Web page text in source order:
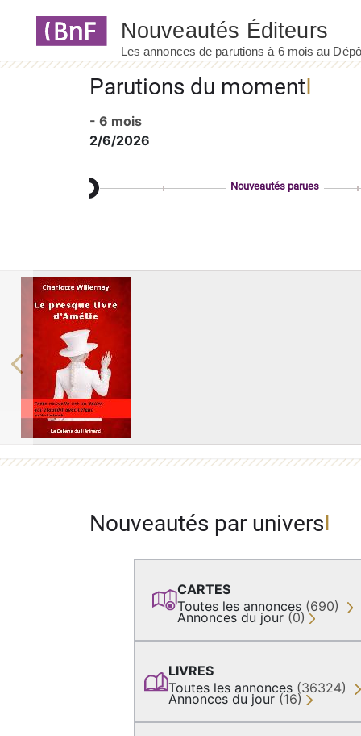
Parutions du moment
- 6 mois
2/6/2026
Nouveautés parues
Previous
Nouveautés par univers
CARTES
Toutes les annonces (690)
Annonces du jour (0)
LIVRES
Toutes les annonces (36324)
Annonces du jour (16)